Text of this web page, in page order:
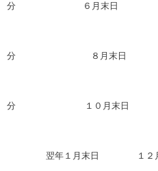
分　　　　　　     ６月末日　　　　
第
分　　　　　　        ８月末日　　　
第
分　　　　　         １０月末日　　
第４
翌年１月末日　　   　 １２